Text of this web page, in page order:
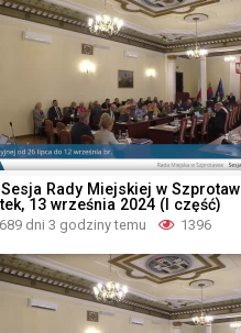
Rady Miejskiej w
13 września 2024 (I część)
689 dni 3 godziny temu 1396